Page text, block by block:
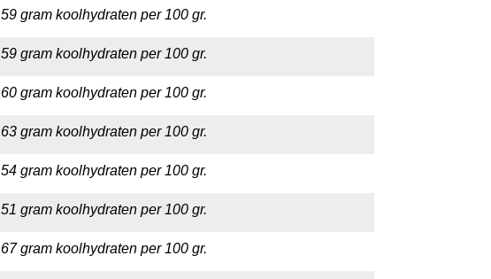
59 gram koolhydraten per 100 gr.
59 gram koolhydraten per 100 gr.
60 gram koolhydraten per 100 gr.
63 gram koolhydraten per 100 gr.
54 gram koolhydraten per 100 gr.
51 gram koolhydraten per 100 gr.
67 gram koolhydraten per 100 gr.